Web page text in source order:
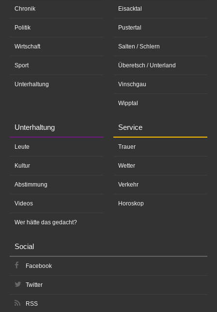
Chronik
Politik
Wirtschaft
Sport
Unterhaltung
Eisacktal
Pustertal
Salten / Schlern
Überetsch / Unterland
Vinschgau
Wipptal
Unterhaltung
Leute
Kultur
Abstimmung
Videos
Wer hätte das gedacht?
Service
Trauer
Wetter
Verkehr
Horoskop
Social
Facebook
Twitter
RSS